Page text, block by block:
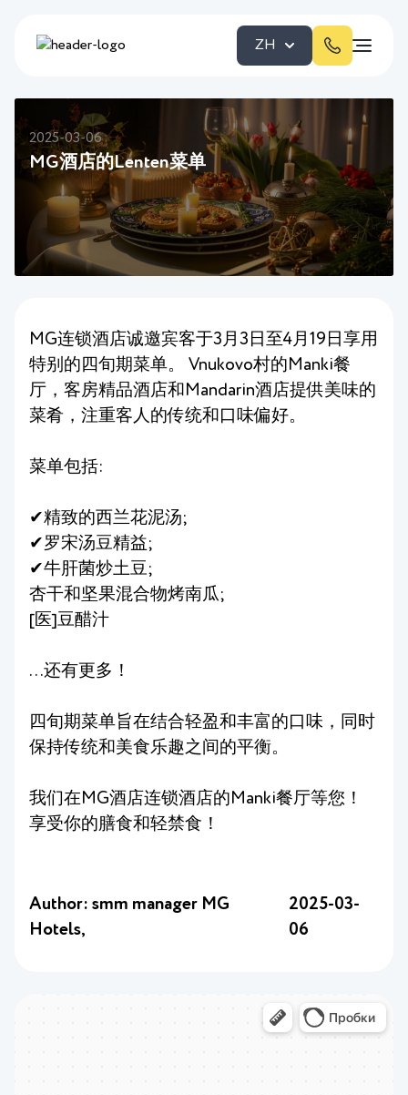
ZH
2025-03-06
MG酒店的Lenten菜单
MG连锁酒店诚邀宾客于3月3日至4月19日享用
特别的四旬期菜单。 Vnukovo村的Manki餐
厅，客房精品酒店和Mandarin酒店提供美味的
菜肴，注重客人的传统和口味偏好。
菜单包括:
✔精致的西兰花泥汤;
✔罗宋汤豆精益;
✔牛肝菌炒土豆;
杏干和坚果混合物烤南瓜;
[医]豆醋汁
...还有更多！
四旬期菜单旨在结合轻盈和丰富的口味，同时
保持传统和美食乐趣之间的平衡。
我们在MG酒店连锁酒店的Manki餐厅等您！
享受你的膳食和轻禁食！
Author: smm manager MG
Hotels,
2025-03-
06